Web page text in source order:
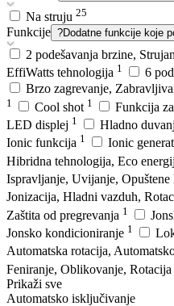
Na struju 25
Funkcije ?Dodatne funkcije koje
2 podešavanja brzine,
EffiWatts tehnologija 1 6
Brzo zagrevanje,
1 Cool shot 1
Funkcija
LED displej 1 Hladno
Ionic funkcija 1
Ionic
Hibridna tehnologija, Eco
Ispravljanje, Uvijanje, Opuštene
Jonizacija, Hladni vazduh,
Zaštita od pregrevanja 1
Jonsko kondicioniranje 1
Automatska rotacija,
Feniranje, Oblikovanje, Rotacija
Prikaži sve
Automatsko isključivanje